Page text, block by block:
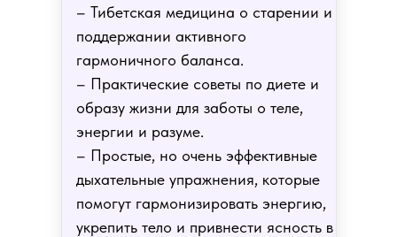
– Тибетская медицина о старении и
поддержании активного
гармоничного баланса.
– Практические советы по диете и
образу жизни для заботы о теле,
энергии и разуме.
– Простые, но очень эффективные
дыхательные упражнения, которые
помогут гармонизировать энергию,
укрепить тело и привнести ясность в